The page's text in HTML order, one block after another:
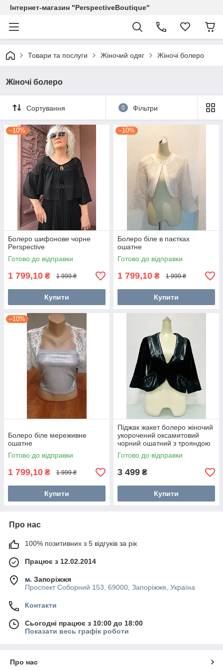
Інтернет-магазин "PerspectiveBoutique"
Товари та послуги Жіночий одяг Жіночі болеро
Жіночі болеро
Сортування 0 Фільтри
–10%
Болеро шифонове чорне
Perspective
Готово до відправки
1 799,10 ₴ 1 999 ₴
Купити
–10%
Болеро біле в паєтках
ошатне
Готово до відправки
1 799,10 ₴ 1 999 ₴
Купити
–10%
Болеро біле мереживне
ошатне
Готово до відправки
1 799,10 ₴ 1 999 ₴
Купити
Піджак жакет болеро жіночий
укорочений оксамитовий
чорний ошатний з трояндою
Готово до відправки
3 499 ₴
Купити
Про нас
100% позитивних з 5 відгуків за рік
Працює з 12.02.2014
м. Запоріжжя
Проспект Соборний 153, 69000, Запоріжжя, Україна
Контакти
Сьогодні працює з 10:00 до 18:00
Показати весь графік роботи
Про нас